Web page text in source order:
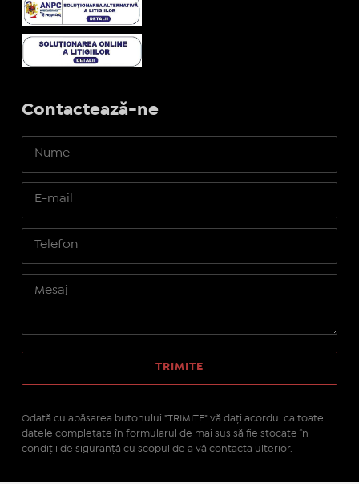
Contactează-ne
Odată cu apăsarea butonului "TRIMITE" vă daţi acordul ca toate
datele completate în formularul de mai sus să fie stocate în
condiţii de siguranţă cu scopul de a vă contacta ulterior.